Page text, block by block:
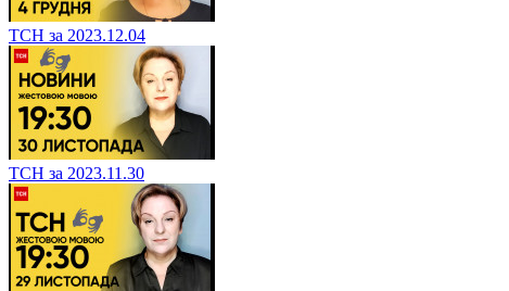
ТСН за 2023.12.04
ТСН за 2023.11.30